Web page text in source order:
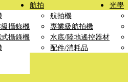
攝錄機
攝錄機
航拍
航拍機
專業級航拍機
水底/陸地遙控器材
配件/消耗品
光學